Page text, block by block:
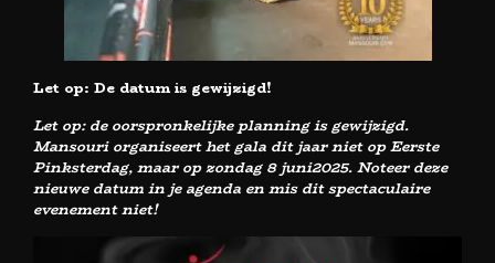
Let op: De datum is gewijzigd!
Let op: de oorspronkelijke planning is gewijzigd.
Mansouri organiseert het gala dit jaar niet op Eerste
Pinksterdag, maar op zondag 8 juni2025. Noteer deze
nieuwe datum in je agenda en mis dit spectaculaire
evenement niet!